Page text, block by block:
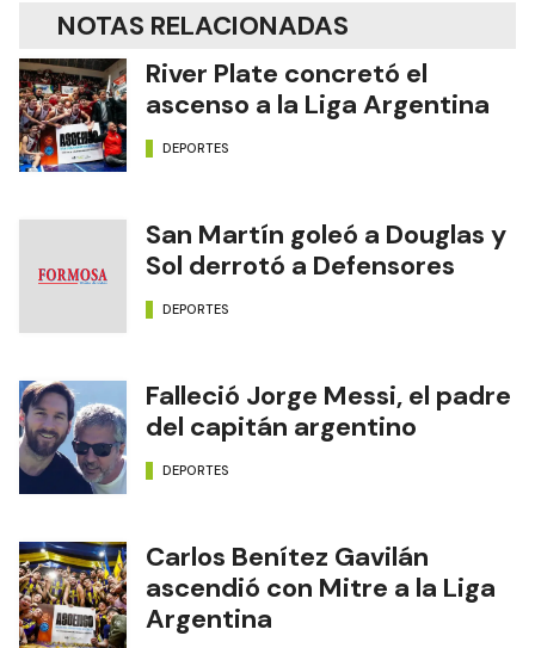
NOTAS RELACIONADAS
River Plate concretó el
ascenso a la Liga Argentina
DEPORTES
San Martín goleó a Douglas y
Sol derrotó a Defensores
DEPORTES
Falleció Jorge Messi, el padre
del capitán argentino
DEPORTES
Carlos Benítez Gavilán
ascendió con Mitre a la Liga
Argentina